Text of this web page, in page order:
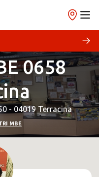
0658
- 04019 Terracina
MBE